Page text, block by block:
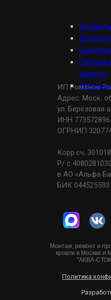
Монтаж, ремонт и
кровли в Москве и
"АКВА-
ИП Романов
Адрес: Моск.
ул. Берёзовая
ИНН
ОГРНИП
Корр.сч.
Р/ с
в АО «Альфа
БИК 044525593
Политика
кровли